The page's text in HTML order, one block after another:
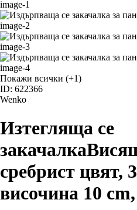
Покажи всички (+1)
ID: 622366
Wenko
Изтегляща се
закачалка
сребрист цвят,
височина 10 cm